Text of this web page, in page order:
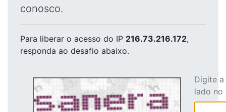
conosco.
Para liberar o acesso do IP 216.73.216.172,
responda ao desafio abaixo.
Digite
lado no